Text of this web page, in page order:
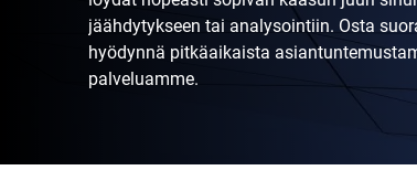
jäähdytykseen tai analysointiin. Osta
hyödynnä pitkäaikaista
palveluamme.